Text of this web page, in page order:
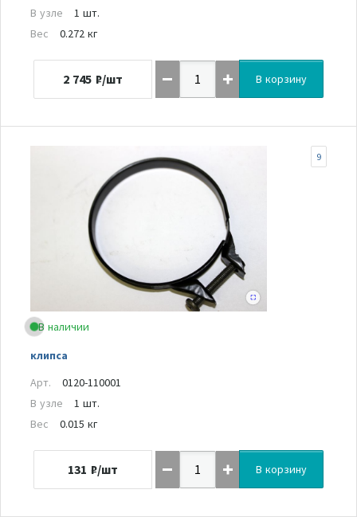
В узле
1 шт.
Вес
0.272 кг
2 745 ₽/шт В корзину
В наличии
клипса
9
Арт.
0120-110001
В узле
1 шт.
Вес
0.015 кг
131 ₽/шт В корзину